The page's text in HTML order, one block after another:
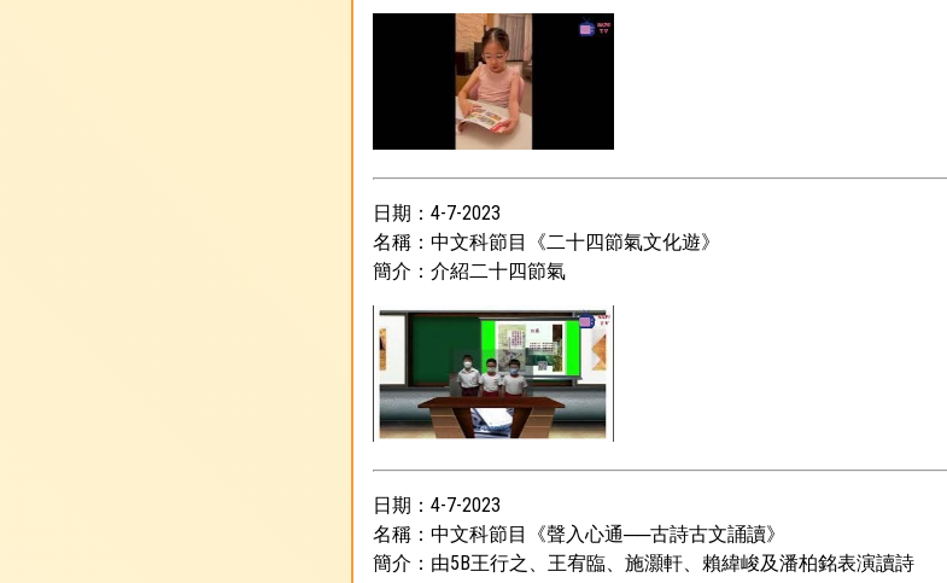
日期：4-7-2023
名稱：中文科節目《二十四節氣文化遊》
簡介：介紹二十四節氣
日期：4-7-2023
名稱：中文科節目《聲入心通──古詩古文誦讀》
簡介：由5B王行之、王宥臨、施灝軒、賴緯峻及潘柏銘表演讀詩